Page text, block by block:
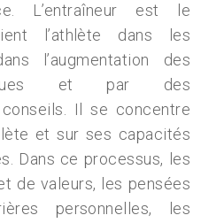
L’entraîneur est le
l’athlète dans les
l’augmentation des
et par des
Il se concentre
et sur ses capacités
Dans ce processus, les
de valeurs, les pensées
personnelles, les